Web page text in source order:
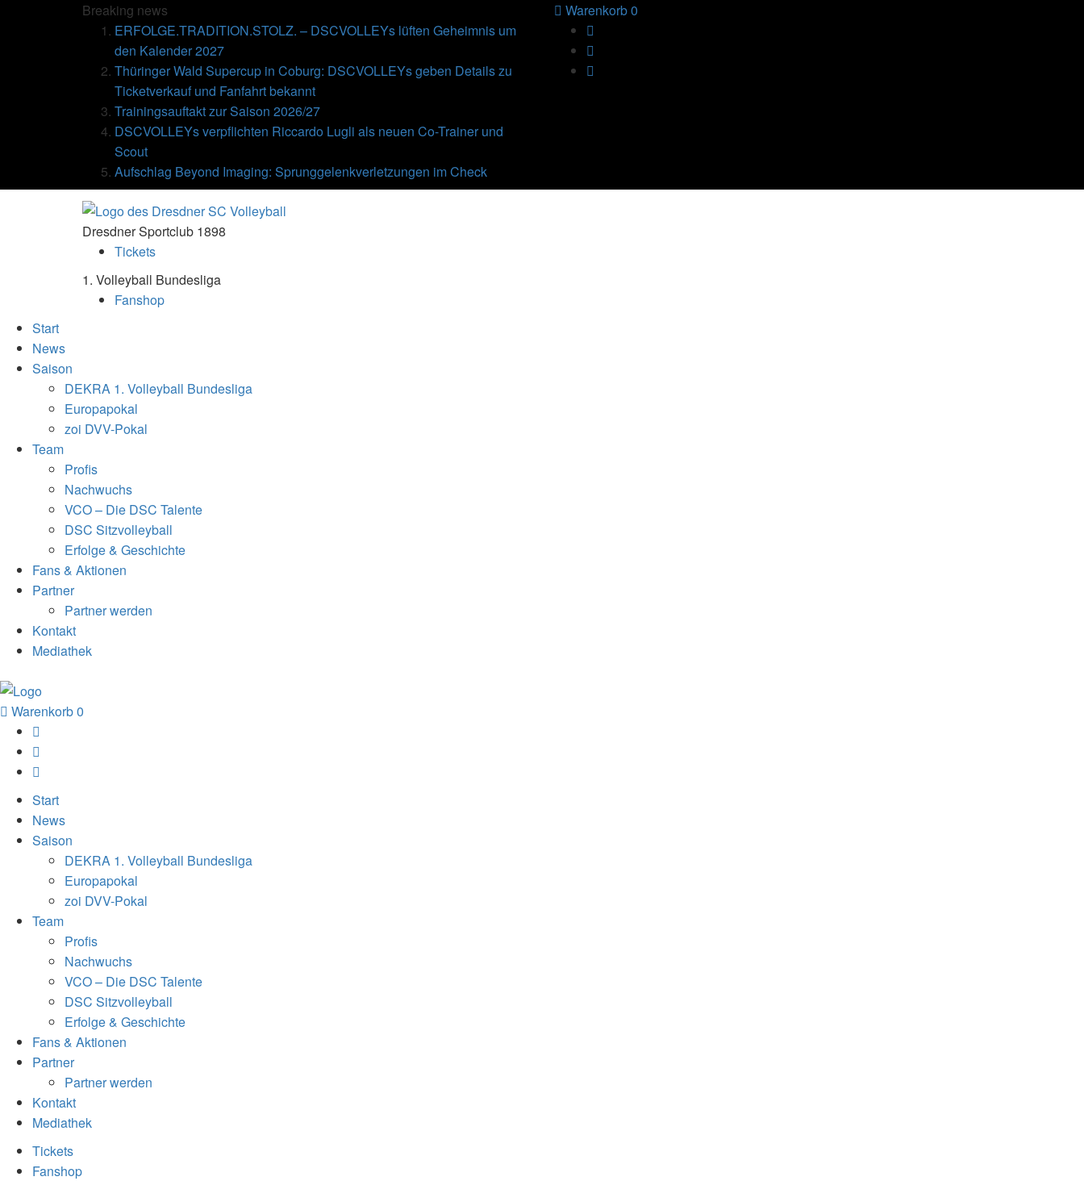
Breaking news
ERFOLGE.TRADITION.STOLZ. – DSCVOLLEYs lüften Geheimnis um
den Kalender 2027
Thüringer Wald Supercup in Coburg: DSCVOLLEYs geben Details zu
Ticketverkauf und Fanfahrt bekannt
Trainingsauftakt zur Saison 2026/27
DSCVOLLEYs verpflichten Riccardo Lugli als neuen Co-Trainer und
Scout
Aufschlag Beyond Imaging: Sprunggelenkverletzungen im Check
Warenkorb0
Dresdner Sportclub 1898
Tickets
1. Volleyball Bundesliga
Fanshop
Start
News
Saison
DEKRA 1. Volleyball Bundesliga
Europapokal
zoi DVV-Pokal
Team
Profis
Nachwuchs
VCO – Die DSC Talente
DSC Sitzvolleyball
Erfolge & Geschichte
Fans & Aktionen
Partner
Partner werden
Kontakt
Mediathek
Warenkorb0
Start
News
Saison
DEKRA 1. Volleyball Bundesliga
Europapokal
zoi DVV-Pokal
Team
Profis
Nachwuchs
VCO – Die DSC Talente
DSC Sitzvolleyball
Erfolge & Geschichte
Fans & Aktionen
Partner
Partner werden
Kontakt
Mediathek
Tickets
Fanshop